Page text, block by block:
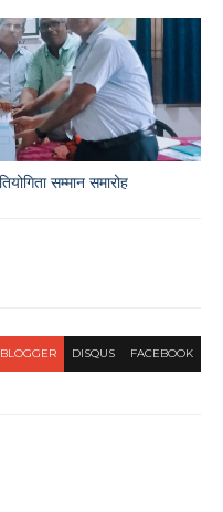
सम्मान समारोह
BLOGGER DISQUS FACEBOOK